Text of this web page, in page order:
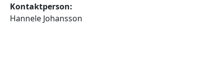
Kontaktperson:
Hannele Johansson